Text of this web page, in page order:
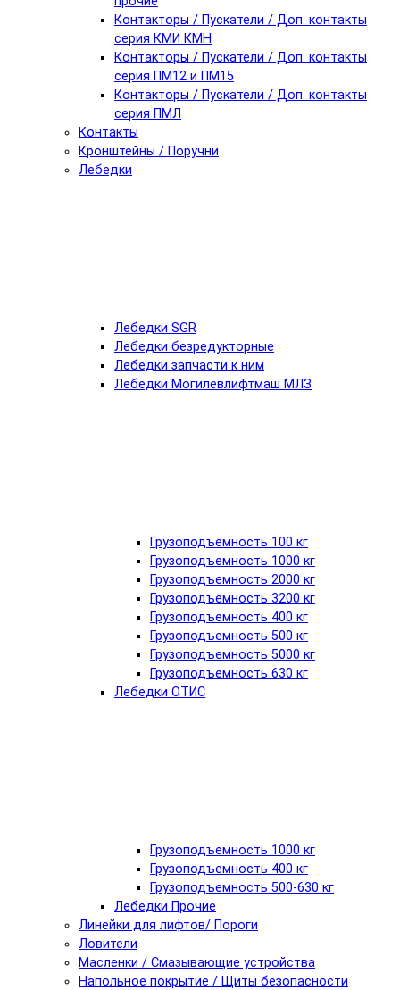
Контакторы / Пускатели / Доп. контакты
серия КМИ КМН
Контакторы / Пускатели / Доп. контакты
серия ПМ12 и ПМ15
Контакторы / Пускатели / Доп. контакты
серия ПМЛ
Контакты
Кронштейны / Поручни
Лебедки
Лебедки SGR
Лебедки безредукторные
Лебедки запчасти к ним
Лебедки Могилёвлифтмаш МЛЗ
Грузоподъемность 100 кг
Грузоподъемность 1000 кг
Грузоподъемность 2000 кг
Грузоподъемность 3200 кг
Грузоподъемность 400 кг
Грузоподъемность 500 кг
Грузоподъемность 5000 кг
Грузоподъемность 630 кг
Лебедки ОТИС
Грузоподъемность 1000 кг
Грузоподъемность 400 кг
Грузоподъемность 500-630 кг
Лебедки Прочие
Линейки для лифтов/ Пороги
Ловители
Масленки / Смазывающие устройства
Напольное покрытие / Щиты безопасности